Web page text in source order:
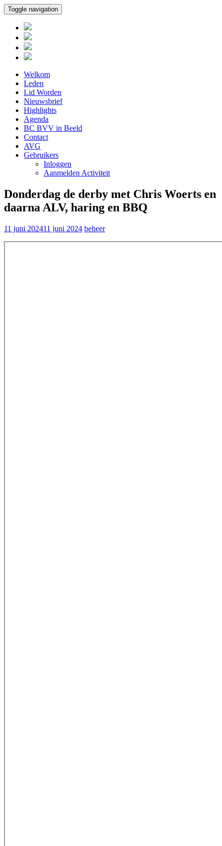
Toggle navigation
Welkom
Leden
Lid Worden
Nieuwsbrief
Highlights
Agenda
BC BVV in Beeld
Contact
AVG
Gebruikers
Inloggen
Aanmelden Activiteit
Donderdag de derby met Chris Woerts en
daarna ALV, haring en BBQ
11 juni 202411 juni 2024 beheer